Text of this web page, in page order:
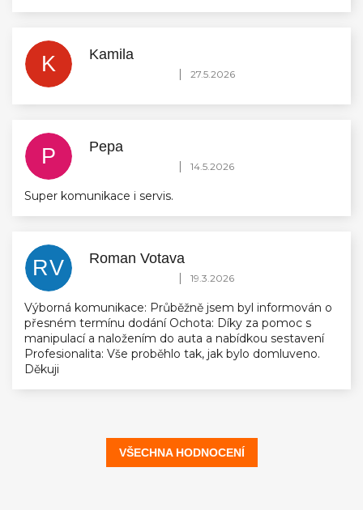
K Kamila
Hodnocení obchodu je 5 z 5 hvězdiček.
| 27.5.2026
P Pepa
Hodnocení obchodu je 5 z 5 hvězdiček.
| 14.5.2026
Super komunikace i servis.
RV Roman Votava
Hodnocení obchodu je 5 z 5 hvězdiček.
| 19.3.2026
Výborná komunikace: Průběžně jsem byl informován o
přesném termínu dodání Ochota: Díky za pomoc s
manipulací a naložením do auta a nabídkou sestavení
Profesionalita: Vše proběhlo tak, jak bylo domluveno.
Děkuji
VŠECHNA HODNOCENÍ